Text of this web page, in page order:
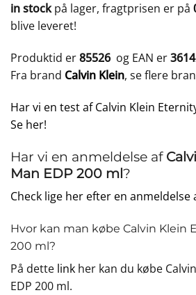
in stockpå lager, fragtprisen er på
blive leveret!
Produktid er85526 og EAN er
Fra brand Calvin Klein, se flere
Har vi en test af Calvin Klein
Se her!
Har vi en anmeldelse af
Man EDP 200 ml?
Check lige her efter en
Hvor kan man købe Calvin Klein
200 ml?
På dette link her kan du købe
EDP 200 ml.